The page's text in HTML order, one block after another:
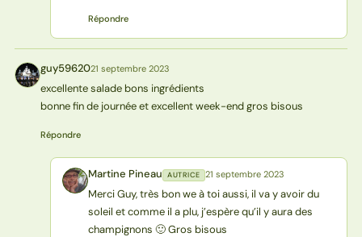
Répondre
G guy5962021 septembre 2023
excellente salade bons ingrédients
bonne fin de journée et excellent week-end gros bisous
Répondre
MP Martine Pineau AUTRICE 21 septembre 2023
Merci Guy, très bon we à toi aussi, il va y avoir du
soleil et comme il a plu, j’espère qu’il y aura des
champignons 🙂 Gros bisous